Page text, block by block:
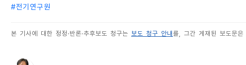
#전기연구원
본 기사에 대한 정정·반론·추후보도 청구는 보도 청구 안내 를, 그간 게재된 보도문은